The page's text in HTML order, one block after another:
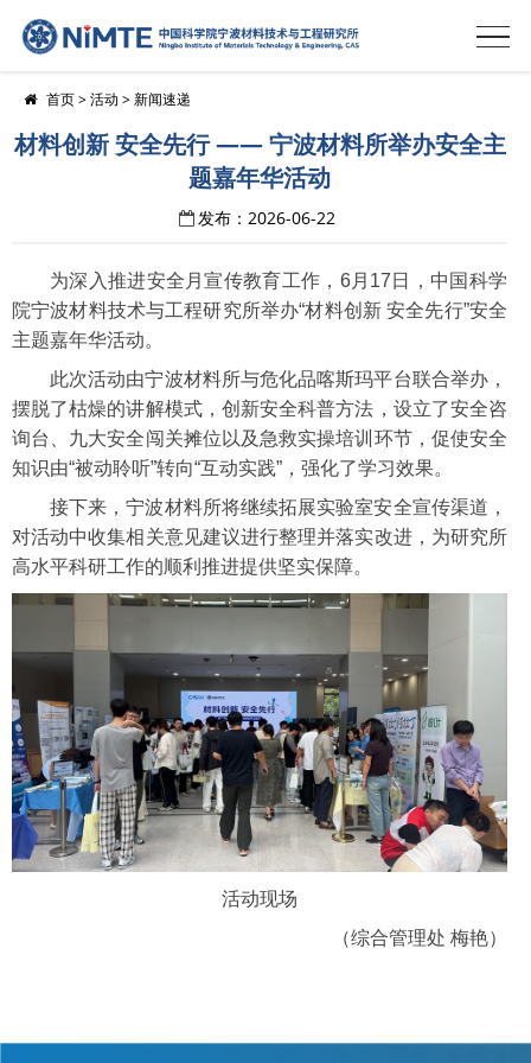
首页>活动 >新闻速递
材料创新 安全先行 —— 宁波材料所举办安全主
题嘉年华活动
发布：2026-06-22
为深入推进安全月宣传教育工作，6月17日，中国科学
院宁波材料技术与工程研究所举办“材料创新 安全先行”安全
主题嘉年华活动。
此次活动由宁波材料所与危化品喀斯玛平台联合举办，
摆脱了枯燥的讲解模式，创新安全科普方法，设立了安全咨
询台、九大安全闯关摊位以及急救实操培训环节，促使安全
知识由“被动聆听”转向“互动实践”，强化了学习效果。
接下来，宁波材料所将继续拓展实验室安全宣传渠道，
对活动中收集相关意见建议进行整理并落实改进，为研究所
高水平科研工作的顺利推进提供坚实保障。
活动现场
（综合管理处 梅艳）